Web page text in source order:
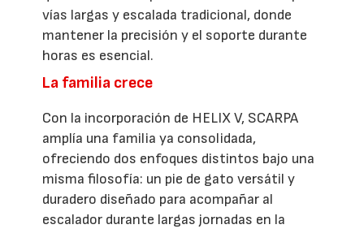
vías largas y escalada tradicional, donde
mantener la precisión y el soporte durante
horas es esencial.
La familia crece
Con la incorporación de HELIX V, SCARPA
amplía una familia ya consolidada,
ofreciendo dos enfoques distintos bajo una
misma filosofía: un pie de gato versátil y
duradero diseñado para acompañar al
escalador durante largas jornadas en la